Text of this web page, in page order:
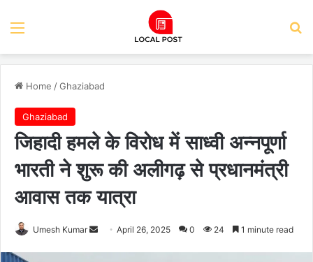
Menu
Home /Ghaziabad
Ghaziabad
जिहादी हमले के विरोध में साध्वी अन्नपूर्णा
भारती ने शुरू की अलीगढ़ से प्रधानमंत्री
आवास तक यात्रा
Umesh Kumar
SendApril 26, 2025 0 24 1 minute read